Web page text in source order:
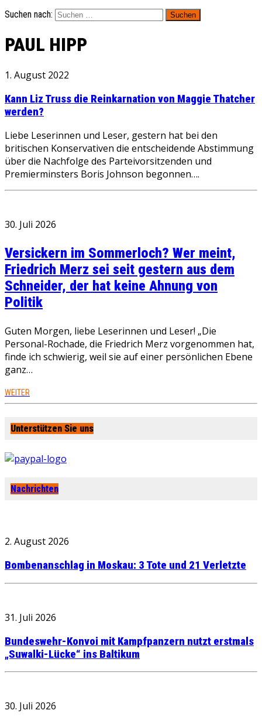
Suchen nach:
PAUL HIPP
1. August 2022
Kann Liz Truss die Reinkarnation von Maggie Thatcher
werden?
Liebe Leserinnen und Leser, gestern hat bei den
britischen Konservativen die entscheidende Abstimmung
über die Nachfolge des Parteivorsitzenden und
Premierminsters Boris Johnson begonnen….
30. Juli 2026
Versickern im Sommerloch? Wer meint,
Friedrich Merz sei seit gestern aus dem
Schneider, der hat keine Ahnung von
Politik
Guten Morgen, liebe Leserinnen und Leser! „Die
Personal-Rochade, die Friedrich Merz vorgenommen hat,
finde ich schwierig, weil sie auf einer persönlichen Ebene
ganz…
WEITER
Unterstützen Sie uns
Nachrichten
2. August 2026
Bombenanschlag in Moskau: 3 Tote und 21 Verletzte
31. Juli 2026
Bundeswehr-Konvoi mit Kampfpanzern nutzt erstmals
„Suwalki-Lücke“ ins Baltikum
30. Juli 2026